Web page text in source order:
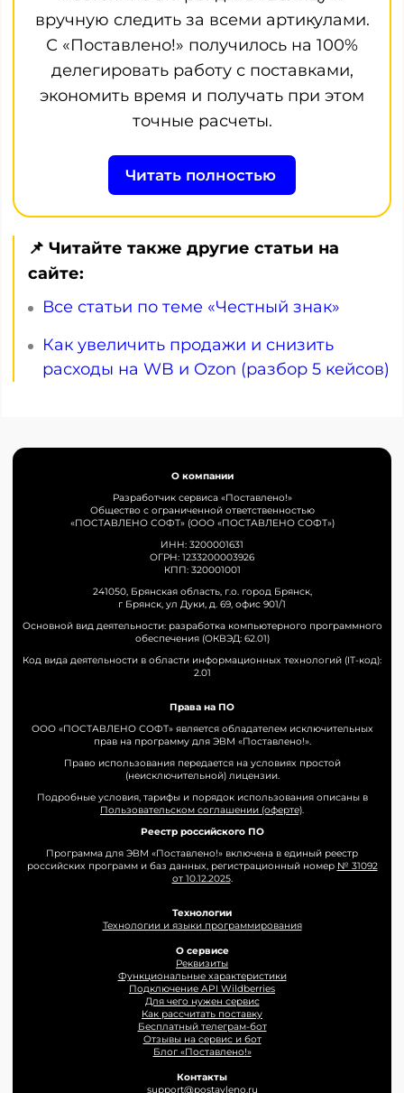
вручную следить за всеми артикулами.
С «Поставлено!» получилось на 100%
делегировать работу с поставками,
экономить время и получать при этом
точные расчеты.
Читать полностью
📌 Читайте также другие статьи на
сайте:
Все статьи по теме «Честный знак»
Как увеличить продажи и снизить
расходы на WB и Ozon (разбор 5 кейсов)
О компании
Разработчик сервиса «Поставлено!»
Общество с ограниченной ответственностью
«ПОСТАВЛЕНО СОФТ» (ООО «ПОСТАВЛЕНО СОФТ»)
ИНН: 3200001631
ОГРН: 1233200003926
КПП: 320001001
241050, Брянская область, г.о. город Брянск,
г Брянск, ул Дуки, д. 69, офис 901/1
Основной вид деятельности: разработка компьютерного программного
обеспечения (ОКВЭД: 62.01)
Код вида деятельности в области информационных технологий (IT-код):
2.01
Права на ПО
ООО «ПОСТАВЛЕНО СОФТ» является обладателем исключительных
прав на программу для ЭВМ «Поставлено!».
Право использования передается на условиях простой
(неисключительной) лицензии.
Подробные условия, тарифы и порядок использования описаны в
Пользовательском соглашении (оферте).
Реестр российского ПО
Программа для ЭВМ «Поставлено!» включена в единый реестр
российских программ и баз данных, регистрационный номер № 31092
от 10.12.2025.
Технологии
Технологии и языки программирования
О сервисе
Реквизиты
Функциональные характеристики
Подключение API Wildberries
Для чего нужен сервис
Как рассчитать поставку
Бесплатный телеграм-бот
Отзывы на сервис и бот
Блог «Поставлено!»
Контакты
support@postavleno.ru